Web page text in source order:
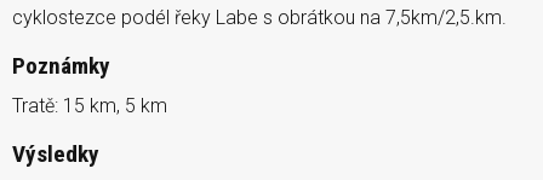
cyklostezce podél řeky Labe s obrátkou na 7,5km/2,5.km.
Poznámky
Tratě: 15 km, 5 km
Výsledky